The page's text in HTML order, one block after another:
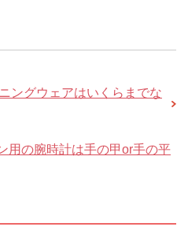
ングウェアはいくらまでな
用の腕時計は手の甲or手の平